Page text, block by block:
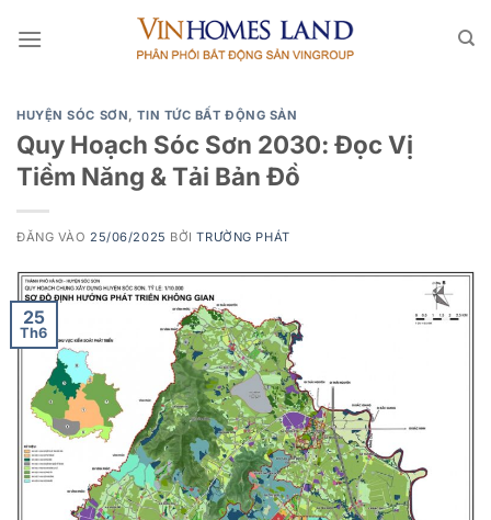
qua
HUYỆN SÓC SƠN,TIN TỨC BẤT ĐỘNG SẢN
Quy Hoạch Sóc Sơn 2030: Đọc Vị
Tiềm Năng & Tải Bản Đồ
ĐĂNG VÀO 25/06/2025 BỞITRƯỜNG PHÁT
25
Th6